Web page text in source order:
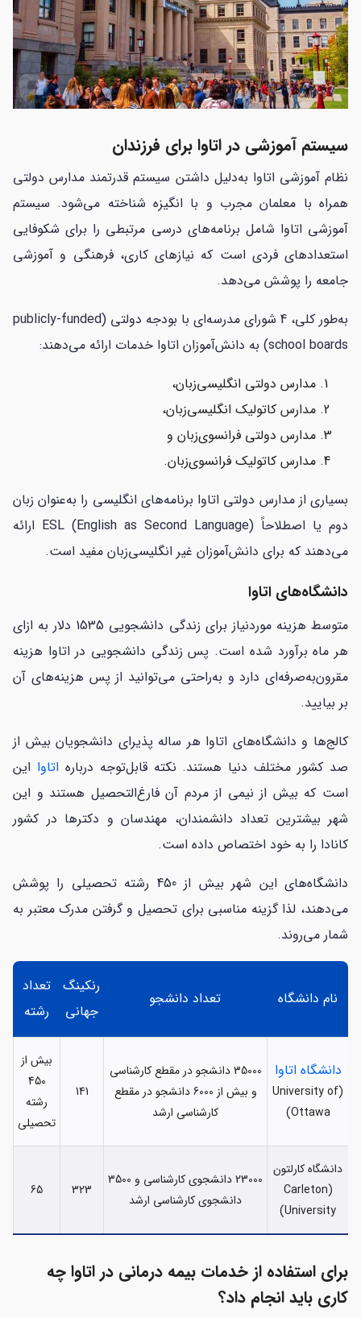
سیستم آموزشی در اتاوا برای فرزندان
نظام آموزشی اتاوا به‌دلیل داشتن سیستم قدرتمند مدارس دولتی
همراه با معلمان مجرب و با انگیزه شناخته می‌شود. سیستم
آموزشی اتاوا شامل برنامه‌های درسی مرتبطی را برای شکوفایی
استعدادهای فردی است که نیازهای کاری، فرهنگی و آموزشی
جامعه را پوشش می‌دهد.
به‌طور کلی، 4 شورای مدرسه‌ای با بودجه دولتی (publicly-funded
school boards) به دانش‌آموزان اتاوا خدمات ارائه می‌دهند:
مدارس دولتی انگلیسی‌زبان،
مدارس کاتولیک انگلیسی‌زبان،
مدارس دولتی فرانسوی‌زبان و
مدارس کاتولیک فرانسوی‌زبان.
بسیاری از مدارس دولتی اتاوا برنامه‌های انگلیسی را به‌عنوان زبان
دوم یا اصطلاحاً ESL (English as Second Language) ارائه
می‌دهند که برای دانش‌آموزان غیر انگلیسی‌زبان مفید است.
دانشگاه‌های اتاوا
متوسط هزینه موردنیاز برای زندگی دانشجویی 1535 دلار به ازای
هر ماه برآورد شده است. پس زندگی دانشجویی در اتاوا هزینه
مقرون‌به‌صرفه‌ای دارد و به‌راحتی می‌توانید از پس هزینه‌های آن
بر بیایید.
کالج‌ها و دانشگاه‌های اتاوا هر ساله پذیرای دانشجویان بیش از
صد کشور مختلف دنیا هستند. نکته قابل‌توجه دربارهاتاوا این
است که بیش از نیمی از مردم آن فارغ‌التحصیل هستند و این
شهر بیشترین تعداد دانشمندان، مهندسان و دکترها در کشور
کانادا را به خود اختصاص داده است.
دانشگاه‌های این شهر بیش از 450 رشته تحصیلی را پوشش
می‌دهند، لذا گزینه مناسبی برای تحصیل و گرفتن مدرک معتبر به
شمار می‌روند.
نام دانشگاه تعداد دانشجو
رنکینگ
جهانی
تعداد
رشته
دانشگاه اتاوا
(University of
Ottawa)
35000 دانشجو در مقطع کارشناسی
و بیش از 6000 دانشجو در مقطع
کارشناسی ارشد
141
بیش از
450
رشته
تحصیلی
دانشگاه کارلتون
(Carleton
University)
23000 دانشجوی کارشناسی و 3500
دانشجوی کارشناسی ارشد
323
65
برای استفاده از خدمات بیمه درمانی در اتاوا چه
کاری باید انجام داد؟